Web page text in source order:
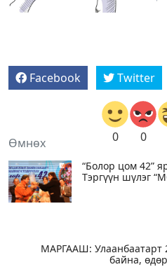
Facebook Twitter
0 0
Өмнөх
“Болор цом 42”
Тэргүүн шүлэг
МАРГААШ: Улаанбаатарт
байна,